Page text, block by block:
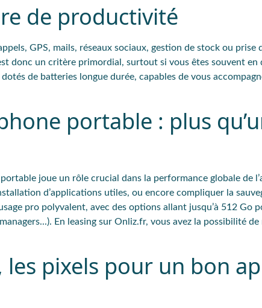
de productivité
GPS, mails, réseaux sociaux, gestion de stock ou prise
donc un critère primordial , surtout si vous êtes souvent en
de batteries longue durée, capables de vous
portable : plus
portable joue un rôle crucial dans la performance globale de
d’applications utiles, ou encore compliquer la
pro polyvalent, avec des options allant jusqu’à 512 Go
En leasing sur Onliz.fr, vous avez la possibilité de
pixels pour un bon